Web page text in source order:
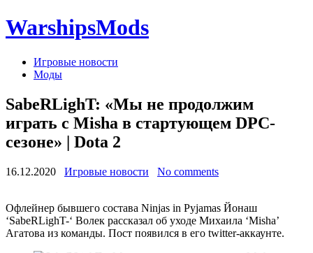
WarshipsMods
Игровые новости
Моды
SabeRLighT: «Мы не продолжим
играть с Misha в стартующем DPC-
сезоне» | Dota 2
16.12.2020 Игровые новости No comments
Офлейнер бывшего состава Ninjas in Pyjamas Йонаш
‘SabeRLighT-‘ Волек рассказал об уходе Михаила ‘Misha’
Агатова из команды. Пост появился в его twitter-аккаунте.